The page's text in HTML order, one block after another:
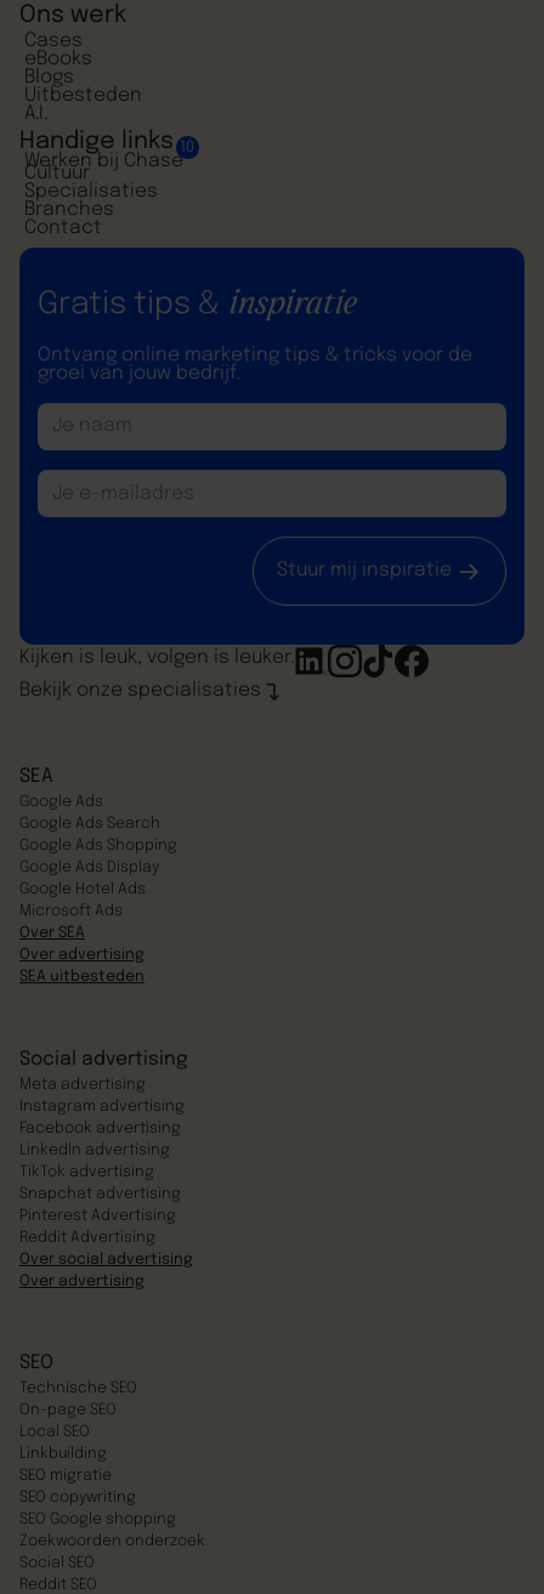
Ons werk
Cases
eBooks
Blogs
Uitbesteden
A.I.
Handige links
Werken bij Chase
10
Cultuur
Specialisaties
Branches
Contact
Gratis tips & inspiratie
Ontvang online marketing tips & tricks voor de
groei van jouw bedrijf.
Stuur mij inspiratie
Bekijk onze specialisaties
Kijken is leuk, volgen is leuker.
SEA
Google Ads
Google Ads Search
Google Ads Shopping
Google Ads Display
Google Hotel Ads
Microsoft Ads
Over SEA
Over advertising
SEA uitbesteden
Social advertising
Meta advertising
Instagram advertising
Facebook advertising
LinkedIn advertising
TikTok advertising
Snapchat advertising
Pinterest Advertising
Reddit Advertising
Over social advertising
Over advertising
SEO
Technische SEO
On-page SEO
Local SEO
Linkbuilding
SEO migratie
SEO copywriting
SEO Google shopping
Zoekwoorden onderzoek
Social SEO
Reddit SEO